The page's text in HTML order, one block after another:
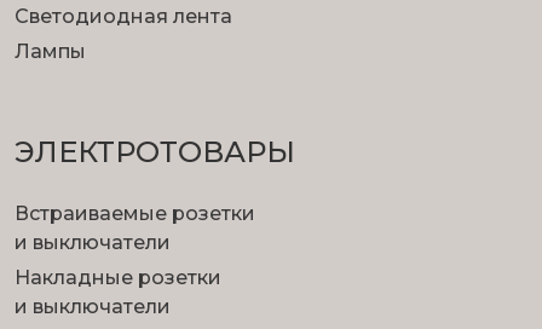
Светодиодная лента
Лампы
ЭЛЕКТРОТОВАРЫ
Встраиваемые розетки
и выключатели
Накладные розетки
и выключатели